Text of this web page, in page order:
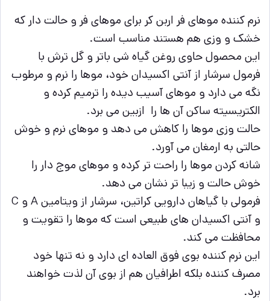
نرم کننده موهای فر اربن کر برای موهای فر و حالت دار که
خشک و وزی هم هستند مناسب است.
این محصول حاوی روغن گیاه شی باتر و گل ترش با
فرمول سرشار از آنتی اکسیدان خود، موها را نرم و مرطوب
نگه می دارد و موهای آسیب دیده را ترمیم کرده و
الکتریسیته ساکن آن ها را ازبین می برد.
حالت وزی موها را کاهش می دهد و موهای نرم و خوش
حالتی به ارمغان می آورد.
شانه کردن موها را راحت تر کرده و موهای موج دار را
خوش حالت و زیبا تر نشان می دهد.
فرمولی با گیاهان دارویی کراتین، سرشار از ویتامین A و C
و آنتی اکسیدان های طبیعی است که موها را تقویت و
محافظت می کند.
این نرم کننده بوی فوق العاده ای دارد و نه تنها خود
مصرف کننده بلکه اطرافیان هم از بوی آن لذت خواهند
برد.